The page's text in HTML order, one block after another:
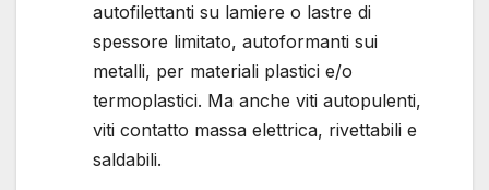
autofilettanti su lamiere o lastre di
spessore limitato, autoformanti sui
metalli, per materiali plastici e/o
termoplastici. Ma anche viti autopulenti,
viti contatto massa elettrica, rivettabili e
saldabili.